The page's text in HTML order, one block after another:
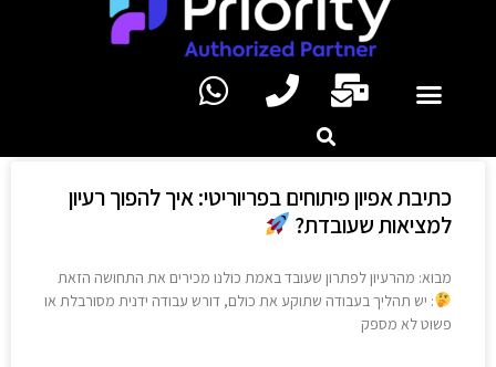
כתיבת אפיון פיתוחים בפריוריטי: איך להפוך רעיון
למציאות שעובדת?
מבוא: מהרעיון לפתרון שעובד באמת כולנו מכירים את התחושה הזאת
: יש תהליך בעבודה שתוקע את כולם, דורש עבודה ידנית מסורבלת או
פשוט לא מספק